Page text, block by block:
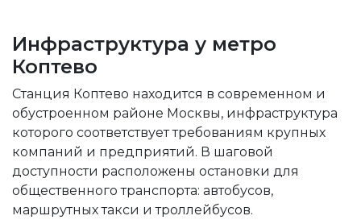
Инфраструктура у метро
Коптево
Станция Коптево находится в современном и
обустроенном районе Москвы, инфраструктура
которого соответствует требованиям крупных
компаний и предприятий. В шаговой
доступности расположены остановки для
общественного транспорта: автобусов,
маршрутных такси и троллейбусов.